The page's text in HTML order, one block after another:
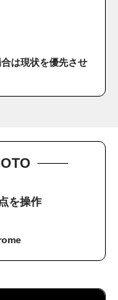
は現状を優先させ
を操作